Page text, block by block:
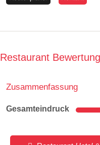
Restaurant
Zusammenfassung
Gesamteindruck